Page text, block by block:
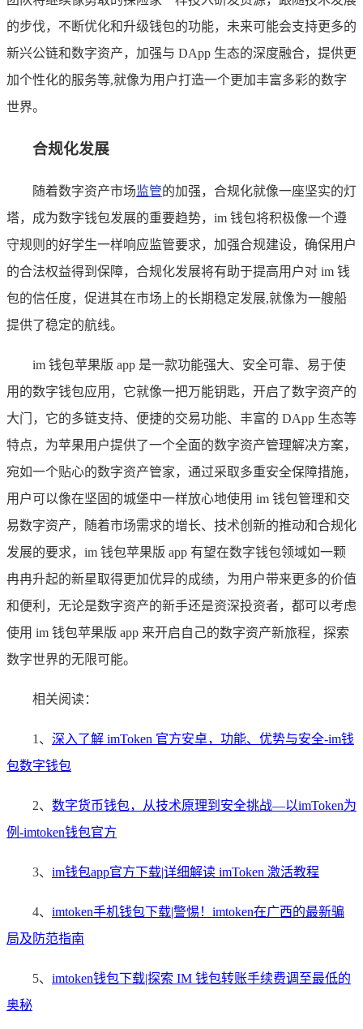
的步伐，不断优化和升级钱包的功能，未来可能会支持更多的
新兴公链和数字资产，加强与 DApp 生态的深度融合，提供更
加个性化的服务等,就像为用户打造一个更加丰富多彩的数字
世界。
合规化发展
随着数字资产市场监管的加强，合规化就像一座坚实的灯
塔，成为数字钱包发展的重要趋势，im 钱包将积极像一个遵
守规则的好学生一样响应监管要求，加强合规建设，确保用户
的合法权益得到保障，合规化发展将有助于提高用户对 im 钱
包的信任度，促进其在市场上的长期稳定发展,就像为一艘船
提供了稳定的航线。
im 钱包苹果版 app 是一款功能强大、安全可靠、易于使
用的数字钱包应用，它就像一把万能钥匙，开启了数字资产的
大门，它的多链支持、便捷的交易功能、丰富的 DApp 生态等
特点，为苹果用户提供了一个全面的数字资产管理解决方案，
宛如一个贴心的数字资产管家，通过采取多重安全保障措施，
用户可以像在坚固的城堡中一样放心地使用 im 钱包管理和交
易数字资产，随着市场需求的增长、技术创新的推动和合规化
发展的要求，im 钱包苹果版 app 有望在数字钱包领域如一颗
冉冉升起的新星取得更加优异的成绩，为用户带来更多的价值
和便利，无论是数字资产的新手还是资深投资者，都可以考虑
使用 im 钱包苹果版 app 来开启自己的数字资产新旅程，探索
数字世界的无限可能。
相关阅读：
1、 深入了解 imToken 官方安卓，功能、优势与安全-im钱
包数字钱包
2、 数字货币钱包，从技术原理到安全挑战—以imToken为
例-imtoken钱包官方
3、 im钱包app官方下载|详细解读 imToken 激活教程
4、 imtoken手机钱包下载|警惕！imtoken在广西的最新骗
局及防范指南
5、 imtoken钱包下载|探索 IM 钱包转账手续费调至最低的
奥秘